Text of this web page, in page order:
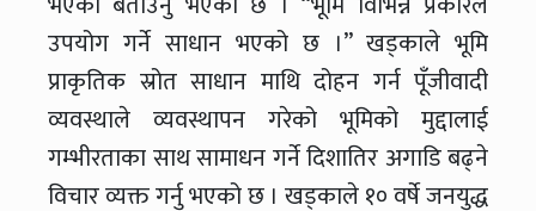
उपयोग गर्ने साधान भएको छ ।’’ खड्काले भूमि
प्राकृतिक स्रोत साधान माथि दोहन गर्न पूँजीवादी
व्यवस्थाले व्यवस्थापन गरेको भूमिको मुद्दालाई
गम्भीरताका साथ सामाधन गर्ने दिशातिर अगाडि बढ्ने
विचार व्यक्त गर्नु भएको छ । खड्काले १० वर्षे जनयुद्ध